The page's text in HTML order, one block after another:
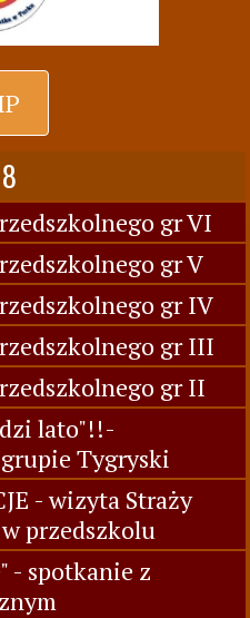
gr VI
gr V
gr IV
gr III
gr II
lato"!!-
Tygryski
- wizyta Straży
przedszkolu
- spotkanie z